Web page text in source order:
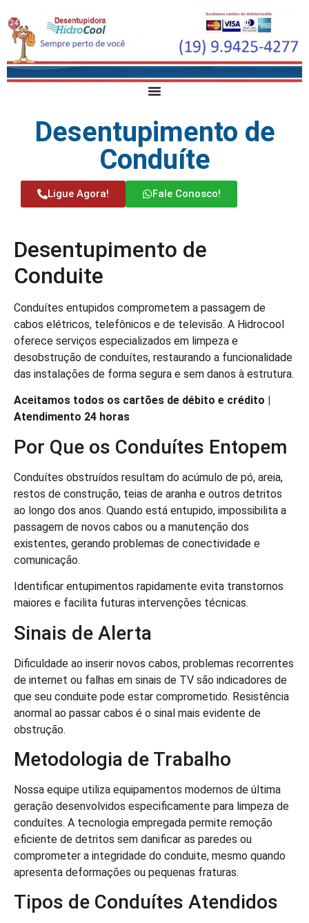
Desentupimento de
Conduíte
Ligue Agora! Fale Conosco!
Desentupimento de
Conduite
Conduítes entupidos comprometem a passagem de
cabos elétricos, telefônicos e de televisão. A Hidrocool
oferece serviços especializados em limpeza e
desobstrução de conduítes, restaurando a funcionalidade
das instalações de forma segura e sem danos à estrutura.
Aceitamos todos os cartões de débito e crédito |
Atendimento 24 horas
Por Que os Conduítes Entopem
Conduítes obstruídos resultam do acúmulo de pó, areia,
restos de construção, teias de aranha e outros detritos
ao longo dos anos. Quando está entupido, impossibilita a
passagem de novos cabos ou a manutenção dos
existentes, gerando problemas de conectividade e
comunicação.
Identificar entupimentos rapidamente evita transtornos
maiores e facilita futuras intervenções técnicas.
Sinais de Alerta
Dificuldade ao inserir novos cabos, problemas recorrentes
de internet ou falhas em sinais de TV são indicadores de
que seu conduite pode estar comprometido. Resistência
anormal ao passar cabos é o sinal mais evidente de
obstrução.
Metodologia de Trabalho
Nossa equipe utiliza equipamentos modernos de última
geração desenvolvidos especificamente para limpeza de
conduítes. A tecnologia empregada permite remoção
eficiente de detritos sem danificar as paredes ou
comprometer a integridade do conduite, mesmo quando
apresenta deformações ou pequenas fraturas.
Tipos de Conduítes Atendidos